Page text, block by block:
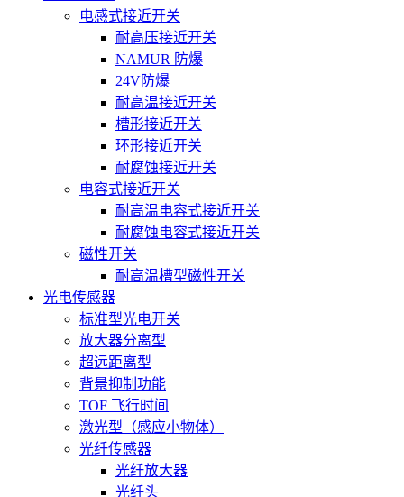
电感式接近开关
耐高压接近开关
NAMUR 防爆
24V防爆
耐高温接近开关
槽形接近开关
环形接近开关
耐腐蚀接近开关
电容式接近开关
耐高温电容式接近开关
耐腐蚀电容式接近开关
磁性开关
耐高温槽型磁性开关
光电传感器
标准型光电开关
放大器分离型
超远距离型
背景抑制功能
TOF 飞行时间
激光型（感应小物体）
光纤传感器
光纤放大器
光纤头